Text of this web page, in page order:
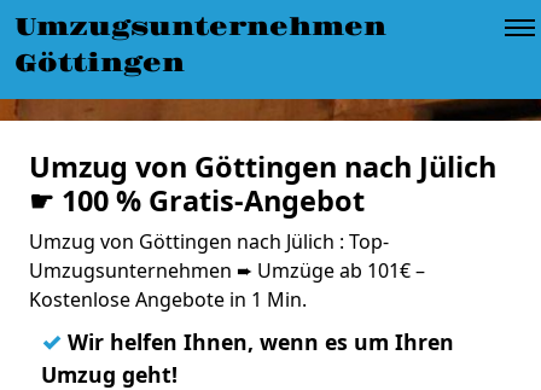
Umzugsunternehmen
Göttingen
Umzug von Göttingen nach Jülich
☛ 100 % Gratis-Angebot
Umzug von Göttingen nach Jülich : Top-
Umzugsunternehmen ➨ Umzüge ab 101€ –
Kostenlose Angebote in 1 Min.
✓ Wir helfen Ihnen, wenn es um Ihren
Umzug geht!